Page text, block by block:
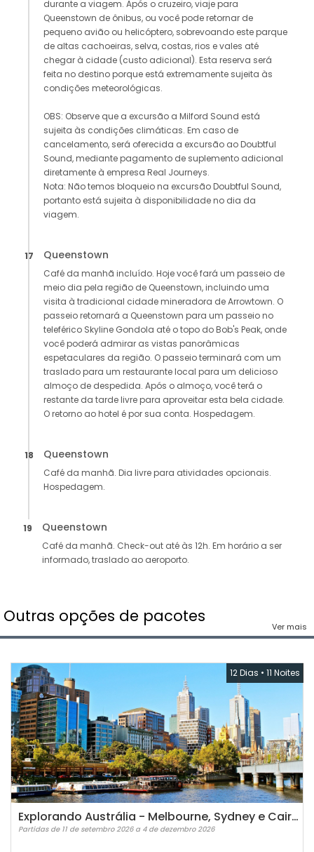
durante a viagem. Após o cruzeiro, viaje para
Queenstown de ônibus, ou você pode retornar de
pequeno avião ou helicóptero, sobrevoando este parque
de altas cachoeiras, selva, costas, rios e vales até
chegar à cidade (custo adicional). Esta reserva será
feita no destino porque está extremamente sujeita às
condições meteorológicas.
OBS: Observe que a excursão a Milford Sound está
sujeita às condições climáticas. Em caso de
cancelamento, será oferecida a excursão ao Doubtful
Sound, mediante pagamento de suplemento adicional
diretamente à empresa Real Journeys.
Nota: Não temos bloqueio na excursão Doubtful Sound,
portanto está sujeita à disponibilidade no dia da
viagem.
17 Queenstown
Café da manhã incluído. Hoje você fará um passeio de
meio dia pela região de Queenstown, incluindo uma
visita à tradicional cidade mineradora de Arrowtown. O
passeio retornará a Queenstown para um passeio no
teleférico Skyline Gondola até o topo do Bob's Peak, onde
você poderá admirar as vistas panorâmicas
espetaculares da região. O passeio terminará com um
traslado para um restaurante local para um delicioso
almoço de despedida. Após o almoço, você terá o
restante da tarde livre para aproveitar esta bela cidade.
O retorno ao hotel é por sua conta. Hospedagem.
18 Queenstown
Café da manhã. Dia livre para atividades opcionais.
Hospedagem.
19 Queenstown
Café da manhã. Check-out até às 12h. Em horário a ser
informado, traslado ao aeroporto.
Outras opções de pacotes
Ver mais
12 Dias • 11 Noites
Explorando Austrália - Melbourne, Sydney e Cairns
Partidas de 11 de setembro 2026 a 4 de dezembro 2026